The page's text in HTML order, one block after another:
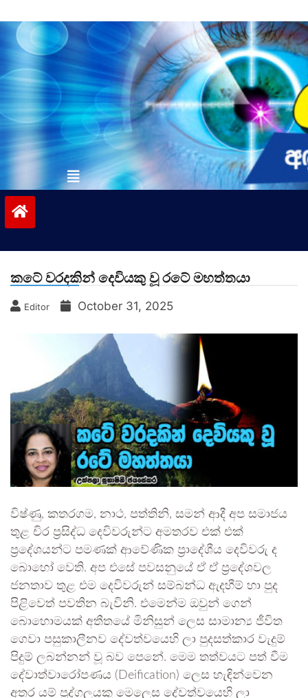
to
contentvinivida.lk
කටේ වරදකින් දෙවියකු වූ රටේ මහත්තයා
Editor October 31, 2025
විෂ්ණු, කතරගම, නාථ, පත්තිනි, සමන් ආදී අප සමාජය
තුළ චිර ප්‍රසිද්ධ දෙවිවරුන්ට අමතරව එක් එක්
ප්‍රදේශයන්ට පමණක් ආවේණික ප්‍රාදේශීය දෙවිවරු ද
බොහෝ වෙති. අප එසේ පවසනුයේ ඒ ඒ ප්‍රදේශවල
ජනතාව තුළ එම දෙවිවරුන් සම්බන්ධ ඇදහීම් හා පුද
පිළිවෙත් පවතින බැවිනි. එමෙන්ම ඔවුන් ගෙන්
බොහොමයක් අතීතයේ මිනිසුන් ලෙස සාමාන්‍ය ජීවිත
ගෙවා පසුකාලීනව දේවත්වයෙහි ලා පුදසත්කාර වැදුම්
පිදුම් ලබන්නන් වූ බව පෙනේ. මෙම තත්වයට පත් වීම
දේවාත්වාරෝපණය (Deification) ලෙස හැඳින්වෙන
අතර යම් පුද්ගලයකු මෙලෙස දේවත්වයෙහි ලා